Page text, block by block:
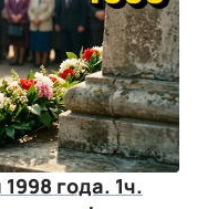
года. 1ч.